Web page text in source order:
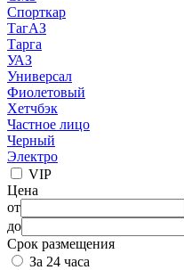
Спорткар
ТагАЗ
Тарга
УАЗ
Универсал
Фиолетовый
Хетчбэк
Частное лицо
Черный
Электро
VIP
Цена
от
до
Срок размещения
За 24 часа